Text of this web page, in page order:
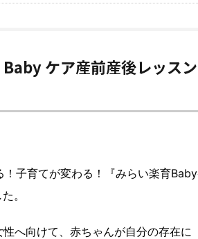
ケア産前産後レッスン
！子育てが変わる！『みらい楽育
。
へ向けて、赤ちゃんが自分の存在に